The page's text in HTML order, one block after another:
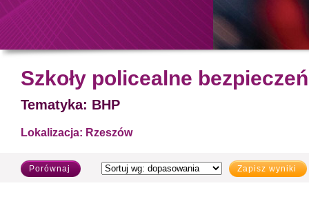
Szkoły policealne
Tematyka: BHP
Lokalizacja: Rzeszów
Porównaj Zapisz wyniki